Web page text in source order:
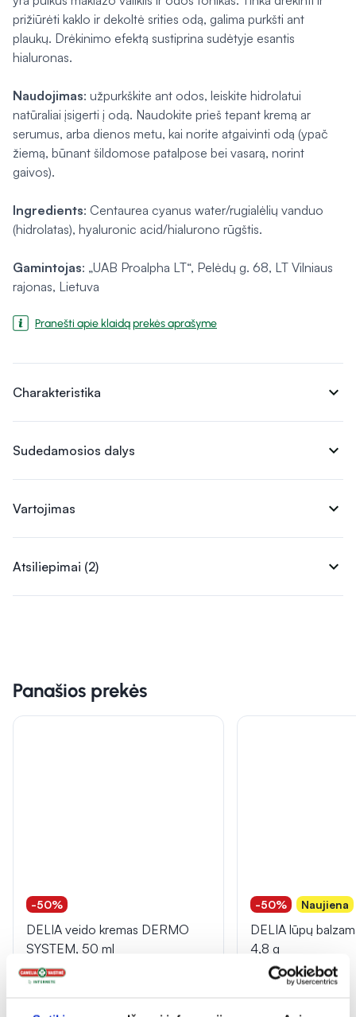
prižiūrėti kaklo ir dekoltė srities odą, galima purkšti ant
plaukų. Drėkinimo efektą sustiprina sudėtyje esantis
hialuronas.
Naudojimas: užpurkškite ant odos, leiskite hidrolatui
natūraliai įsigerti į odą. Naudokite prieš tepant kremą ar
serumus, arba dienos metu, kai norite atgaivinti odą (ypač
žiemą, būnant šildomose patalpose bei vasarą, norint
gaivos).
Ingredients: Centaurea cyanus water/rugialėlių vanduo
(hidrolatas), hyaluronic acid/hialurono rūgštis.
Gamintojas: „UAB Proalpha LT“, Pelėdų g. 68, LT Vilniaus
rajonas, Lietuva
Pranešti apie klaidą prekės aprašyme
Charakteristika expand_more
Sudedamosios dalys expand_more
Vartojimas expand_more
Atsiliepimai (2) expand_more
Panašios prekės
-50%
DELIA veido kremas DERMO
SYSTEM, 50 ml
Įvertinimas 5.0 iš 5
-50% Naujiena
DELIA lūpų
4,8 g
Įvertinimas 5.0 iš 5
(1)